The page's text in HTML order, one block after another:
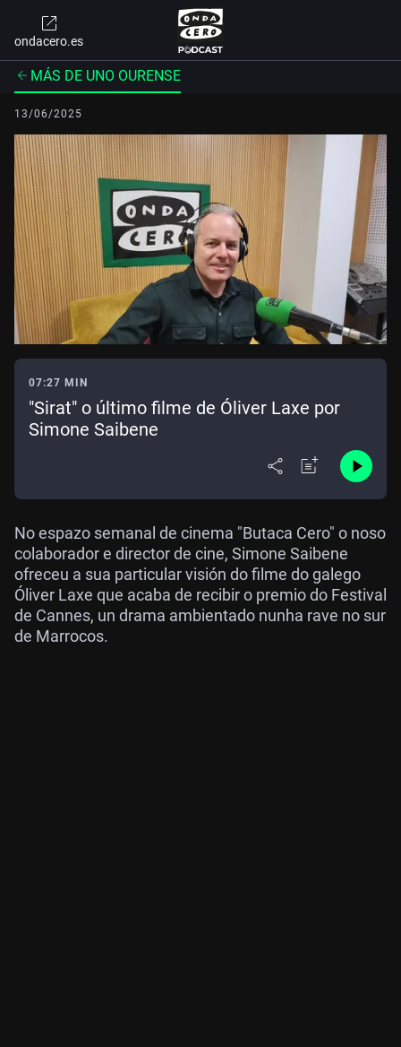
ondacero.es
MÁS DE UNO OURENSE
13/06/2025
07:27 MIN
"Sirat" o último filme de Óliver Laxe por
Simone Saibene
No espazo semanal de cinema "Butaca Cero" o noso
colaborador e director de cine, Simone Saibene
ofreceu a sua particular visión do filme do galego
Óliver Laxe que acaba de recibir o premio do Festival
de Cannes, un drama ambientado nunha rave no sur
de Marrocos.